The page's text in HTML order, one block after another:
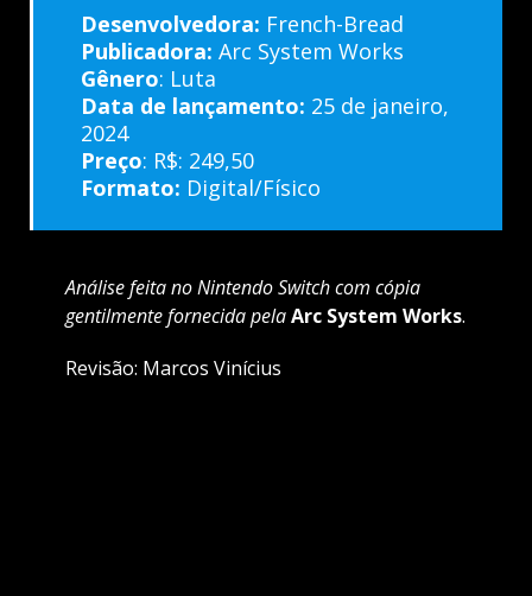
Desenvolvedora: French-Bread
Publicadora: Arc System Works
Gênero: Luta
Data de lançamento: 25 de janeiro,
2024
Preço: R$: 249,50
Formato: Digital/Físico
Análise feita no Nintendo Switch com cópia
gentilmente fornecida pelaArc System Works.
Revisão: Marcos Vinícius